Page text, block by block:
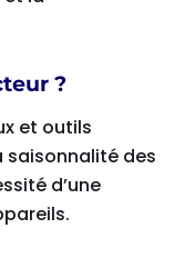
?
et outils
saisonnalité des
d’une